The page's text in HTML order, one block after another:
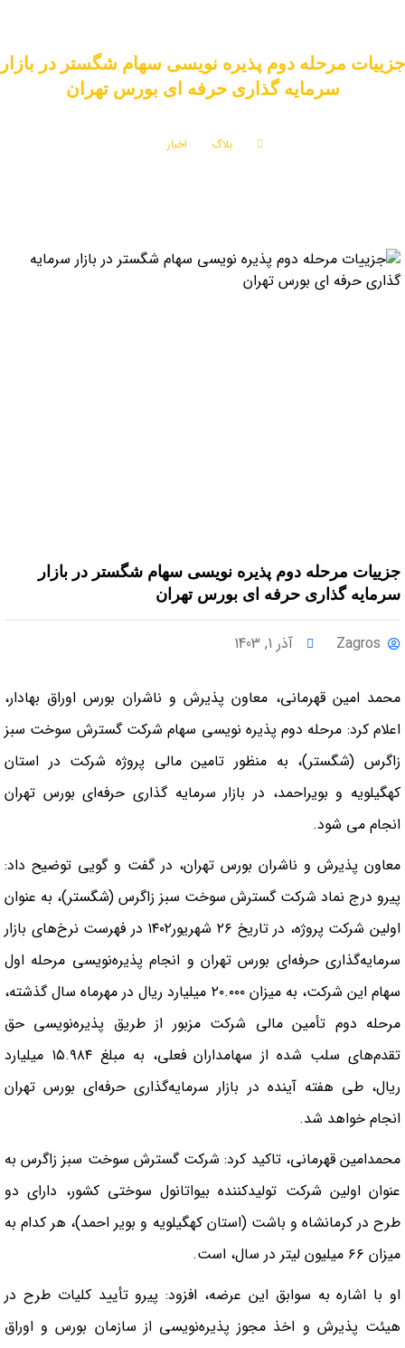
جزییات مرحله دوم پذیره‌ نویسی سهام شگستر در بازار
سرمایه‌ گذاری حرفه‌ ای بورس تهران
بلاگ
اخبار
جزییات مرحله دوم پذیره‌ نویسی سهام شگستر در بازار
سرمایه‌ گذاری حرفه‌ ای بورس تهران
Zagros آذر 1, 1403
محمد امین قهرمانی، معاون پذیرش و ناشران بورس اوراق بهادار،
اعلام کرد: مرحله دوم پذیره‌ نویسی سهام شرکت گسترش سوخت سبز
زاگرس (شگستر)، به منظور تامین مالی پروژه شرکت در استان
کهگیلویه و بویراحمد، در بازار سرمایه‌ گذاری حرفه‌ای بورس تهران
انجام می‌ شود.
معاون پذیرش و ناشران بورس تهران، در گفت‌ و گویی توضیح داد:
پیرو درج نماد شرکت گسترش سوخت سبز زاگرس (شگستر)، به عنوان
اولین شرکت پروژه، در تاریخ ۲۶ شهریور۱۴۰۲ در فهرست نرخ‌های بازار
سرمایه‌گذاری حرفه‌ای بورس تهران و انجام پذیره‌نویسی مرحله اول
سهام این شرکت، به میزان ۲۰.۰۰۰ میلیارد ریال در مهرماه سال گذشته،
مرحله دوم تأمین مالی شرکت مزبور از طریق پذیره‌نویسی حق
تقدم‌های سلب شده از سهامداران فعلی، به مبلغ ۱۵.۹۸۴ میلیارد
ریال، طی هفته آینده در بازار سرمایه‌گذاری حرفه‌ای بورس تهران
انجام خواهد شد.
محمدامین قهرمانی، تاکید کرد: شرکت گسترش سوخت سبز زاگرس به
عنوان اولین شرکت تولیدکننده بیواتانول سوختی کشور، دارای دو
طرح در کرمانشاه و باشت (استان کهگیلویه و بویر احمد)، هر کدام به
میزان ۶۶ میلیون لیتر در سال، است.
او با اشاره به سوابق این عرضه، افزود: پیرو تأیید کلیات طرح در
هیئت پذیرش و اخذ مجوز پذیره‌نویسی از سازمان بورس و اوراق